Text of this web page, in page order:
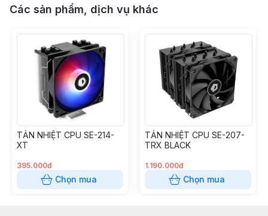
- Lưu lượng khí tối đa: 56CFM Độ ồn: 8~26.5dB(A).
- Loại vòng bi: Hydraulic Bearing.
- Hệ thống đèn Led: RGB.
#fancpu
#tannhietcpu
#socket775
#tannhietgiare
#tannhietintel
#tannhietamd
#tannhietkhicpusocket775 #tannhietkhicpusocket1155
#tannhietkhicpusocket1156 #tannhietkhicpusocket1150
#tannhietkhicpusocket1151v1
Các sản phẩm, dịch vụ khác
TẢN NHIỆT CPU SE-214-
XT
395.000đ
Chọn mua
TẢN NHIỆT CPU SE-207-
TRX BLACK
1.190.000đ
Chọn mua